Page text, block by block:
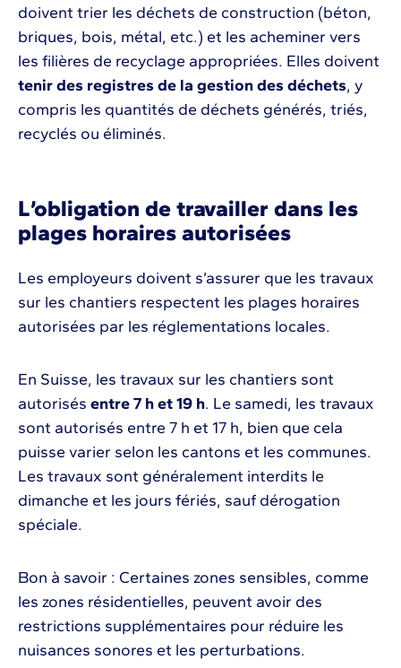
doivent trier les déchets de construction (béton,
briques, bois, métal, etc.) et les acheminer vers
les filières de recyclage appropriées. Elles doivent
tenir des registres de la gestion des déchets, y
compris les quantités de déchets générés, triés,
recyclés ou éliminés.
L’obligation de travailler dans les
plages horaires autorisées
Les employeurs doivent s’assurer que les travaux
sur les chantiers respectent les plages horaires
autorisées par les réglementations locales.
En Suisse, les travaux sur les chantiers sont
autorisés entre 7 h et 19 h. Le samedi, les travaux
sont autorisés entre 7 h et 17 h, bien que cela
puisse varier selon les cantons et les communes.
Les travaux sont généralement interdits le
dimanche et les jours fériés, sauf dérogation
spéciale.
Bon à savoir : Certaines zones sensibles, comme
les zones résidentielles, peuvent avoir des
restrictions supplémentaires pour réduire les
nuisances sonores et les perturbations.